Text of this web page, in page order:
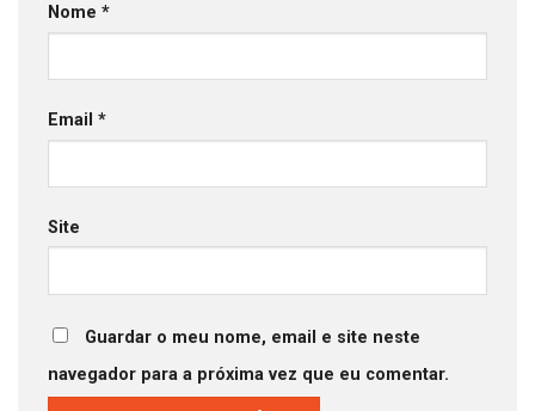
Nome *
Email *
Site
Guardar o meu nome, email e site neste
navegador para a próxima vez que eu comentar.